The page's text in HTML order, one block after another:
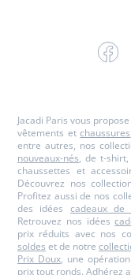
Jacadi Paris vous
vêtements etchaussures
entre autres, nos
nouveaux-nés, de t-
chaussettes et
Découvrez nos
Profitez aussi de nos
des idées cadeaux de
Retrouvez nos idées
prix réduits avec nos
soldes et de notre
Prix Doux, une
prix tout ronds. Adhérez